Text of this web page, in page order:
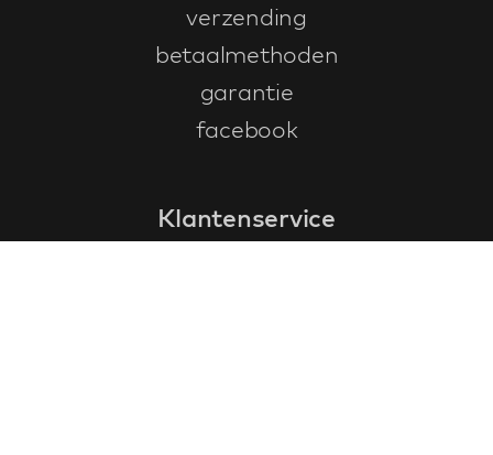
verzending
betaalmethoden
garantie
facebook
Klantenservice